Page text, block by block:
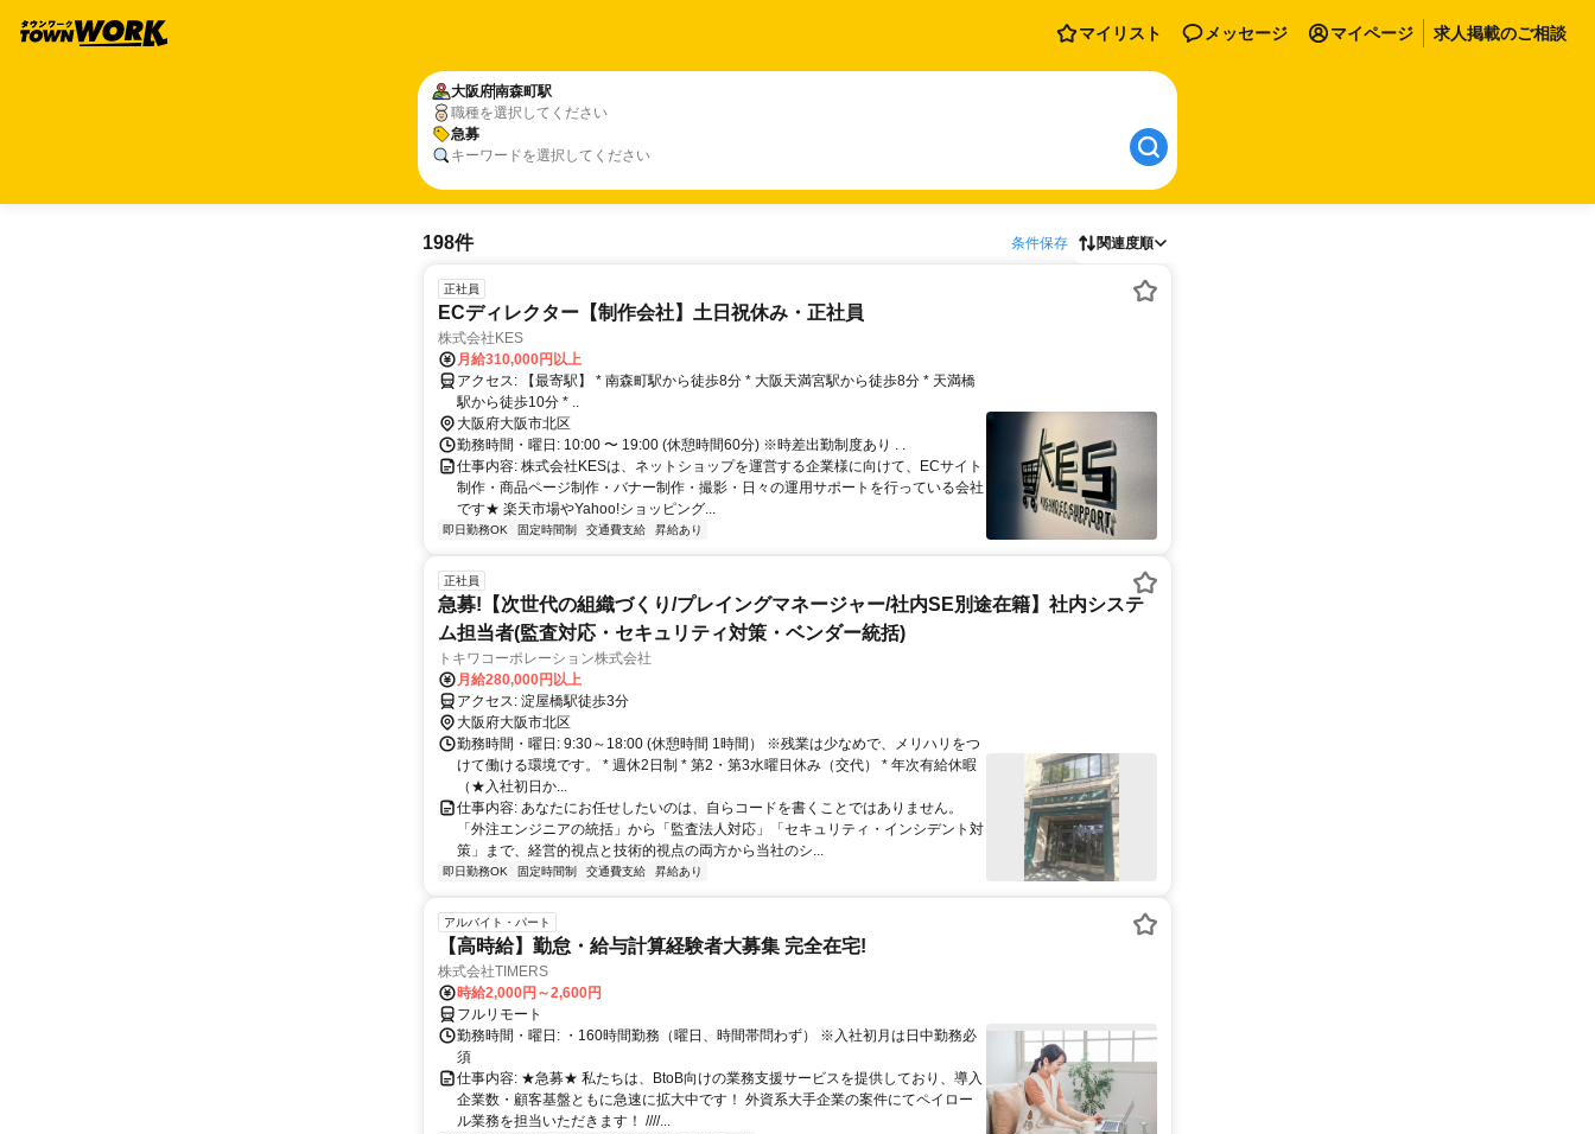
マイリスト メッセージ マイページ 求人掲載のご相談
大阪府南森町駅
職種を選択してください
急募
キーワードを選択してください
198件 条件保存 関連度順
正社員
ECディレクター【制作会社】土日祝休み・正社員
株式会社KES
月給310,000円以上
アクセス: 【最寄駅】 * 南森町駅から徒歩8分 * 大阪天満宮駅から徒歩8分 * 天満橋
駅から徒歩10分 * ..
大阪府大阪市北区
勤務時間・曜日: 10:00 〜 19:00 (休憩時間60分) ※時差出勤制度あり . .
仕事内容: 株式会社KESは、ネットショップを運営する企業様に向けて、ECサイト
制作・商品ページ制作・バナー制作・撮影・日々の運用サポートを行っている会社
です★ 楽天市場やYahoo!ショッピング...
即日勤務OK 固定時間制 交通費支給 昇給あり
正社員
急募!【次世代の組織づくり/プレイングマネージャー/社内SE別途在籍】社内システ
ム担当者(監査対応・セキュリティ対策・ベンダー統括)
トキワコーポレーション株式会社
月給280,000円以上
アクセス: 淀屋橋駅徒歩3分
大阪府大阪市北区
勤務時間・曜日: 9:30～18:00 (休憩時間 1時間） ※残業は少なめで、メリハリをつ
けて働ける環境です。 * 週休2日制 * 第2・第3水曜日休み（交代） * 年次有給休暇
（★入社初日か...
仕事内容: あなたにお任せしたいのは、自らコードを書くことではありません。
「外注エンジニアの統括」から「監査法人対応」「セキュリティ・インシデント対
策」まで、経営的視点と技術的視点の両方から当社のシ...
即日勤務OK 固定時間制 交通費支給 昇給あり
アルバイト・パート
【高時給】勤怠・給与計算経験者大募集 完全在宅!
株式会社TIMERS
時給2,000円～2,600円
フルリモート
勤務時間・曜日: ・160時間勤務（曜日、時間帯問わず） ※入社初月は日中勤務必
須
仕事内容: ★急募★ 私たちは、BtoB向けの業務支援サービスを提供しており、導入
企業数・顧客基盤ともに急速に拡大中です！ 外資系大手企業の案件にてペイロー
ル業務を担当いただきます！ ////...